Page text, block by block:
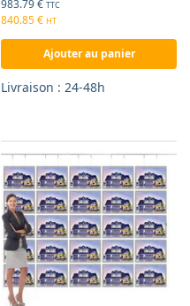
983.79€ TTC
840.85€ HT
Ajouter au panier
Livraison : 24-48h